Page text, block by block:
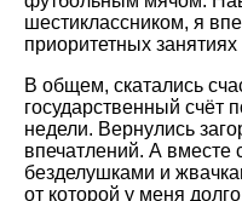
шестиклассником, я
приоритетных
В общем, скатались
государственный счёт
недели. Вернулись
впечатлений. А вместе
безделушками и
от которой у меня